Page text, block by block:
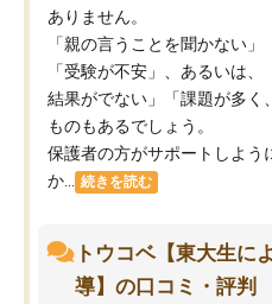
ありません。
「親の言うことを聞かない」
「受験が不安」、あるいは、
結果がでない」「課題が多く
ものもあるでしょう。
保護者の方がサポートしよう
か...
続きを読む
トウコベ【東大生に
導】の口コミ・評判